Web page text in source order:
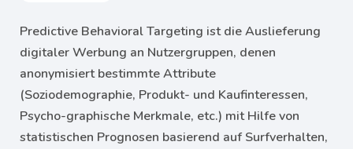
Predictive Behavioral Targeting ist die Auslieferung
digitaler Werbung an Nutzergruppen, denen
anonymisiert bestimmte Attribute
(Soziodemographie, Produkt- und Kaufinteressen,
Psycho-graphische Merkmale, etc.) mit Hilfe von
statistischen Prognosen basierend auf Surfverhalten,